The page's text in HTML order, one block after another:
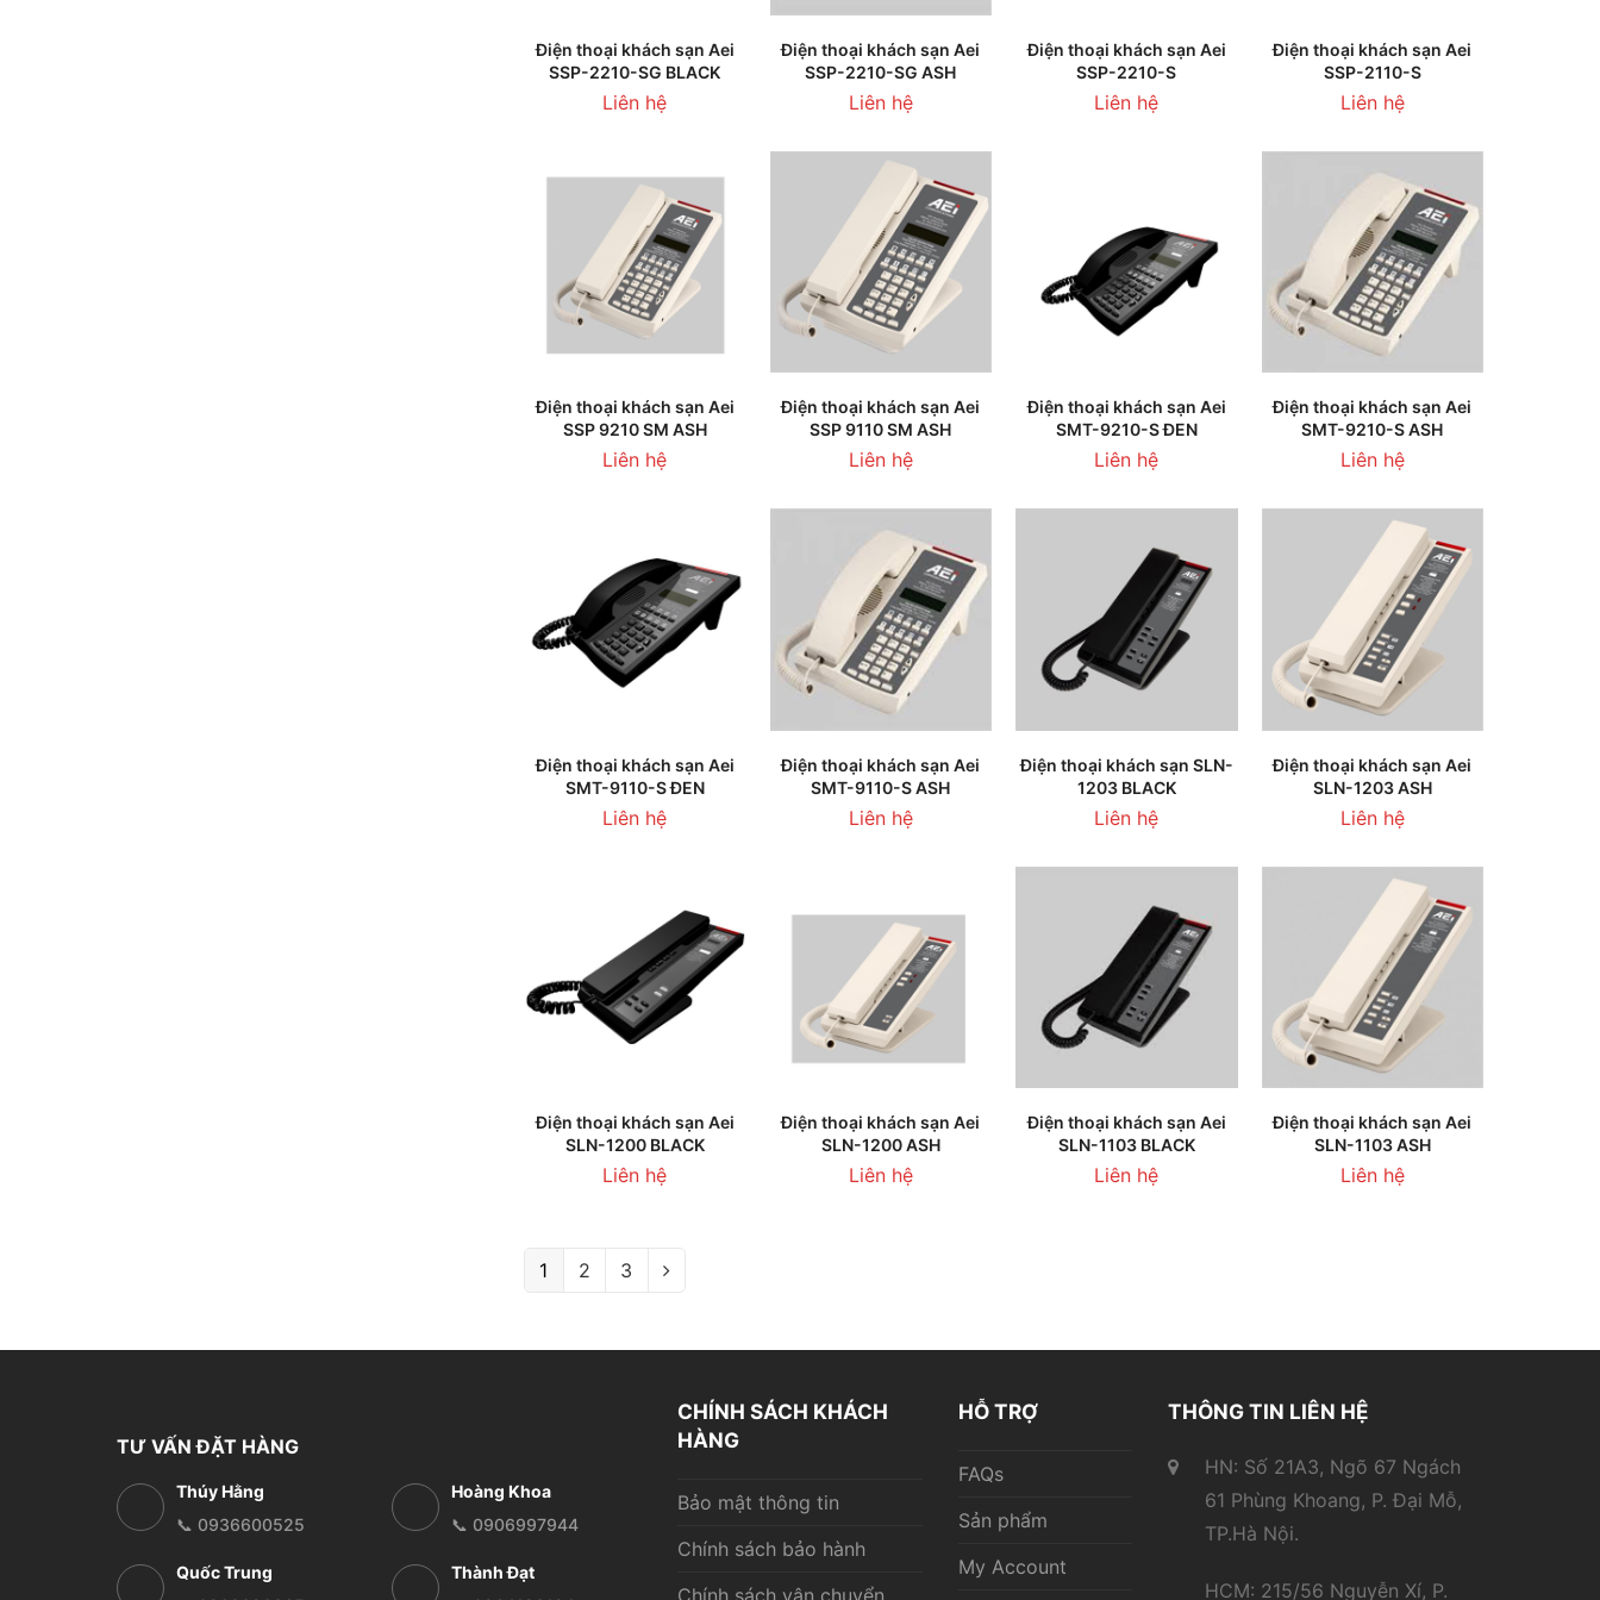
THÊM VÀO GIỎ HÀNG
Điện thoại khách sạn Aei
SSP-2210-SG BLACK
Liên hệ
THÊM VÀO GIỎ HÀNG
Điện thoại khách sạn Aei
SSP-2210-SG ASH
Liên hệ
THÊM VÀO GIỎ HÀNG
Điện thoại khách sạn Aei
SSP-2210-S
Liên hệ
THÊM VÀO GIỎ HÀNG
Điện thoại khách sạn Aei
SSP-2110-S
Liên hệ
THÊM VÀO GIỎ HÀNG
Điện thoại khách sạn Aei
SSP 9210 SM ASH
Liên hệ
THÊM VÀO GIỎ HÀNG
Điện thoại khách sạn Aei
SSP 9110 SM ASH
Liên hệ
THÊM VÀO GIỎ HÀNG
Điện thoại khách sạn Aei
SMT-9210-S ĐEN
Liên hệ
THÊM VÀO GIỎ HÀNG
Điện thoại khách sạn Aei
SMT-9210-S ASH
Liên hệ
THÊM VÀO GIỎ HÀNG
Điện thoại khách sạn Aei
SMT-9110-S ĐEN
Liên hệ
THÊM VÀO GIỎ HÀNG
Điện thoại khách sạn Aei
SMT-9110-S ASH
Liên hệ
THÊM VÀO GIỎ HÀNG
Điện thoại khách sạn SLN-
1203 BLACK
Liên hệ
THÊM VÀO GIỎ HÀNG
Điện thoại khách sạn Aei
SLN-1203 ASH
Liên hệ
THÊM VÀO GIỎ HÀNG
Điện thoại khách sạn Aei
SLN-1200 BLACK
Liên hệ
THÊM VÀO GIỎ HÀNG
Điện thoại khách sạn Aei
SLN-1200 ASH
Liên hệ
THÊM VÀO GIỎ HÀNG
Điện thoại khách sạn Aei
SLN-1103 BLACK
Liên hệ
THÊM VÀO GIỎ HÀNG
Điện thoại khách sạn Aei
SLN-1103 ASH
Liên hệ
1 2 3
TƯ VẤN ĐẶT HÀNG
Thúy Hằng
📞 0936600525
Hoàng Khoa
📞 0906997944
Quốc Trung
Thành Đạt
CHÍNH SÁCH KHÁCH
HÀNG
Bảo mật thông tin
Chính sách bảo hành
Chính sách vận chuyển
HỖ TRỢ
FAQs
Sản phẩm
My Account
THÔNG TIN LIÊN HỆ
HN: Số 21A3, Ngõ 67 Ngách
61 Phùng Khoang, P. Đại Mỗ,
TP.Hà Nội.
HCM: 215/56 Nguyễn Xí, P.